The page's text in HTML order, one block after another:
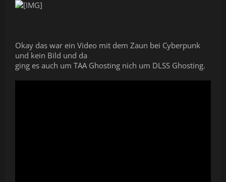
Okay das war ein Video mit dem Zaun bei Cyberpunk
und kein Bild und da
ging es auch um TAA Ghosting nich um DLSS Ghosting.